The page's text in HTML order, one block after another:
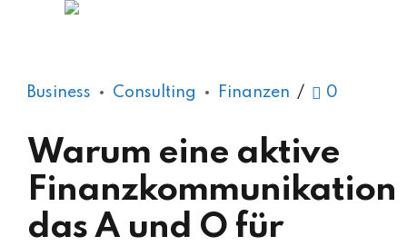
Business Consulting Finanzen 0
Warum eine aktive
Finanzkommunikation
das A und O für